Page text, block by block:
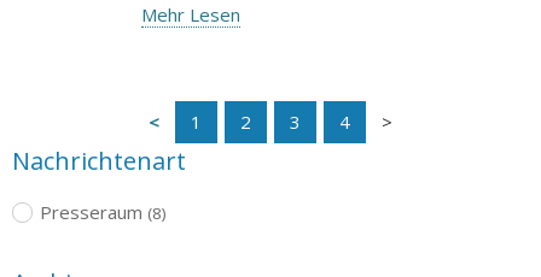
Mehr Lesen
1 2 3 4
Nachrichtenart
Presseraum (8)